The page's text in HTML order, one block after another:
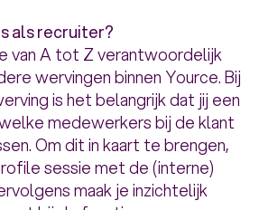
als recruiter?
van A tot Z verantwoordelijk
wervingen binnen Yource. Bij
is het belangrijk dat jij een
medewerkers bij de klant
Om dit in kaart te brengen,
sessie met de (interne)
maak je inzichtelijk